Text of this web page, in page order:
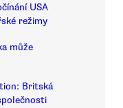
USA
režimy
může
Britská